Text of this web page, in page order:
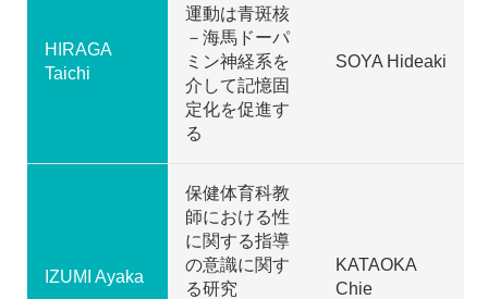
HIRAGA
Taichi
運動は青斑核
－海馬ドーパ
ミン神経系を
介して記憶固
定化を促進す
る
SOYA Hideaki
IZUMI Ayaka
保健体育科教
師における性
に関する指導
の意識に関す
る研究
KATAOKA
Chie